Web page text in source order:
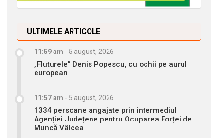
ULTIMELE ARTICOLE
11:59 am - 5 august, 2026
„Fluturele” Denis Popescu, cu ochii pe aurul
european
11:57 am - 5 august, 2026
1334 persoane angajate prin intermediul
Agenției Județene pentru Ocuparea Forței de
Muncă Vâlcea